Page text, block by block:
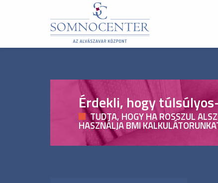
Érdekli, hogy
TUDTA, HOGY HA ROSSZUL
HASZNÁLJA BMI